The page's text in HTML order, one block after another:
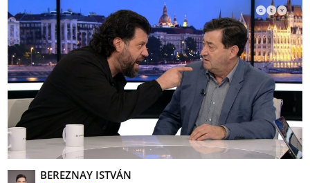
BEREZNAY ISTVÁN